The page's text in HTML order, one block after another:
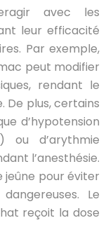
avec les
leur efficacité
Par exemple,
peut modifier
rendant le
De plus, certains
d’hypotension
ou d’arythmie
l’anesthésie.
pour éviter
Le
reçoit la dose